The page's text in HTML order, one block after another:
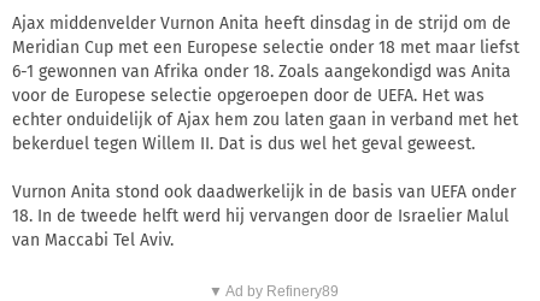
Ajax middenvelder Vurnon Anita heeft dinsdag in de strijd om de
Meridian Cup met een Europese selectie onder 18 met maar liefst
6-1 gewonnen van Afrika onder 18. Zoals aangekondigd was Anita
voor de Europese selectie opgeroepen door de UEFA. Het was
echter onduidelijk of Ajax hem zou laten gaan in verband met het
bekerduel tegen Willem II. Dat is dus wel het geval geweest.
Vurnon Anita stond ook daadwerkelijk in de basis van UEFA onder
18. In de tweede helft werd hij vervangen door de Israelier Malul
van Maccabi Tel Aviv.
▼ Ad by Refinery89